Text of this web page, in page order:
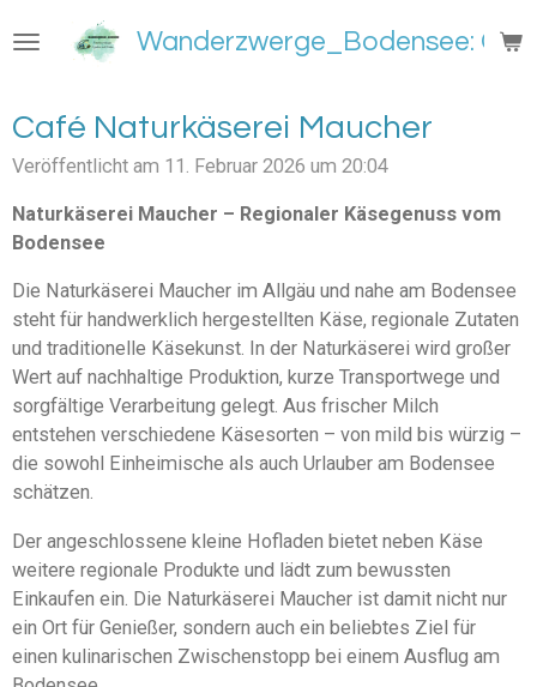
Hauptinhalt
Wanderzwerge_Bodensee:
Café Naturkäserei Maucher
Veröffentlicht am 11. Februar 2026 um 20:04
Naturkäserei Maucher – Regionaler Käsegenuss vom
Bodensee
Die Naturkäserei Maucher im Allgäu und nahe am Bodensee
steht für handwerklich hergestellten Käse, regionale Zutaten
und traditionelle Käsekunst. In der Naturkäserei wird großer
Wert auf nachhaltige Produktion, kurze Transportwege und
sorgfältige Verarbeitung gelegt. Aus frischer Milch
entstehen verschiedene Käsesorten – von mild bis würzig –
die sowohl Einheimische als auch Urlauber am Bodensee
schätzen.
Der angeschlossene kleine Hofladen bietet neben Käse
weitere regionale Produkte und lädt zum bewussten
Einkaufen ein. Die Naturkäserei Maucher ist damit nicht nur
ein Ort für Genießer, sondern auch ein beliebtes Ziel für
einen kulinarischen Zwischenstopp bei einem Ausflug am